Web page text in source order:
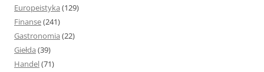
Europeistyka (129)
Finanse(241)
Gastronomia (22)
Giełda (39)
Handel(71)